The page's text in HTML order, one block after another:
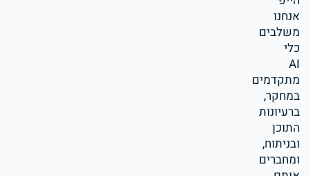
אנחנו
משלבים
כלי
AI
מתקדמים
במחקר,
ברעיונות
התוכן
ובניתוח,
ומחברים